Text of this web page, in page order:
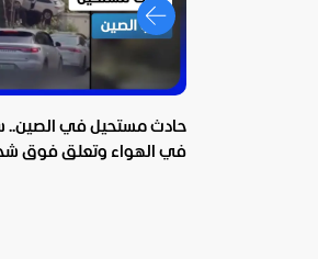
حادث مستحيل في الصين..
في الهواء وتعلق فوق